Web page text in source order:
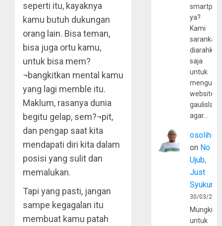
seperti itu, kayaknya
kamu butuh dukungan
orang lain. Bisa teman,
bisa juga ortu kamu,
untuk bisa mem?
¬bangkitkan mental kamu
yang lagi memble itu.
Maklum, rasanya dunia
begitu gelap, sem?¬pit,
dan pengap saat kita
mendapati diri kita dalam
posisi yang sulit dan
memalukan.
Tapi yang pasti, jangan
sampe kegagalan itu
membuat kamu patah
ya?
Kami
sarankan,
diarahkan
saja
untuk
website
agar…
osolihin
on No
Ujub,
Just
Syukur
30/03/
Mungkin
untuk